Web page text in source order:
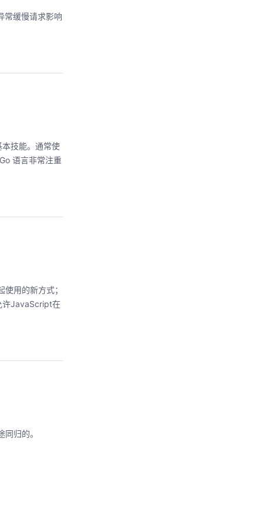
常缓慢请求影响
技能。通常使
语言非常注重
用的新方式；
许JavaScript在
归的。